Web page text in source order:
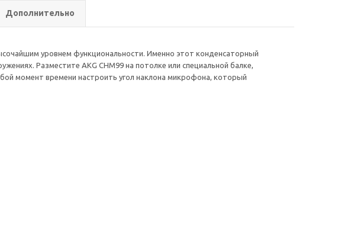
Дополнительно
уровнем функциональности. Именно этот конденсаторный
Разместите AKG CHM99 на потолке или специальной балке,
момент времени настроить угол наклона микрофона, который